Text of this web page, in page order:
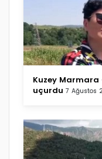
Kuzey Marmara
uçurdu 7 Ağustos